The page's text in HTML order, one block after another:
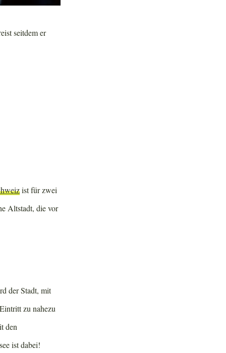
seitdem er
ist für zwei
Altstadt, die vor
der Stadt, mit
zu nahezu
den
ist dabei!